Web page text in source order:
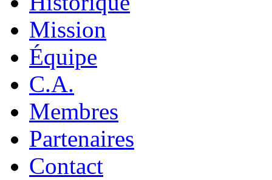
Mission
Équipe
C.A.
Membres
Partenaires
Contact